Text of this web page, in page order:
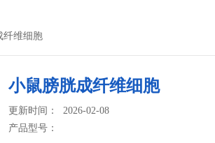
维细胞
小鼠膀胱成纤维细胞
更新时间： 2026-02-08
产品型号：